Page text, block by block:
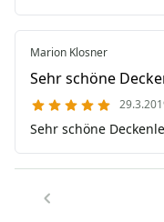
Marion Klosner
Sehr schöne
Sehr schöne